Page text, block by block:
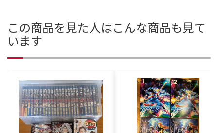
この商品を見た人はこんな商品も見て
います